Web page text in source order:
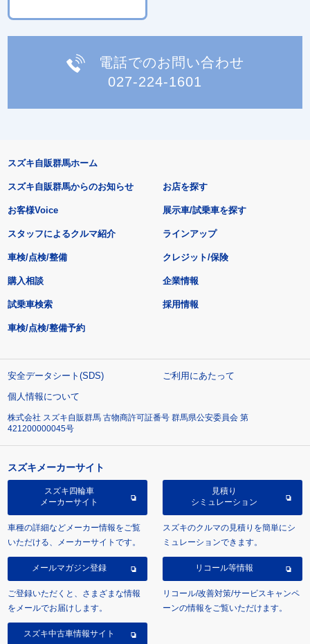
電話でのお問い合わせ
027-224-1601
スズキ自販群馬ホーム
スズキ自販群馬からのお知らせ
お客様Voice
スタッフによるクルマ紹介
お店を探す
展示車/試乗車を探す
ラインアップ
車検/点検/整備 クレジット/保険
購入相談
試乗車検索
車検/点検/整備予約
企業情報
採用情報
安全データシート(SDS)
ご利用にあたって
個人情報について
株式会社 スズキ自販群馬 古物商許可証番号 群馬県公安委員会 第
421200000045号
スズキメーカーサイト
スズキ四輪車
メーカーサイト
車種の詳細などメーカー情報をご覧
いただける、メーカーサイトです。
見積り
シミュレーション
スズキのクルマの見積りを簡単にシ
ミュレーションできます。
メールマガジン登録
ご登録いただくと、さまざまな情報
をメールでお届けします。
リコール等情報
リコール/改善対策/サービスキャンペ
ーンの情報をご覧いただけます。
スズキ中古車情報サイト